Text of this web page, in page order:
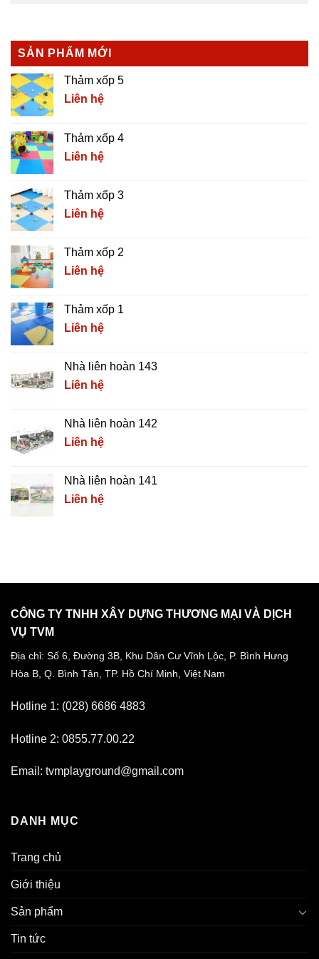
SẢN PHẨM MỚI
Thảm xốp 5
Liên hệ
Thảm xốp 4
Liên hệ
Thảm xốp 3
Liên hệ
Thảm xốp 2
Liên hệ
Thảm xốp 1
Liên hệ
Nhà liên hoàn 143
Liên hệ
Nhà liên hoàn 142
Liên hệ
Nhà liên hoàn 141
Liên hệ
CÔNG TY TNHH XÂY DỰNG THƯƠNG MẠI VÀ DỊCH
VỤ TVM
Địa chỉ: Số 6, Đường 3B, Khu Dân Cư Vĩnh Lộc, P. Bình Hưng
Hòa B, Q. Bình Tân, TP. Hồ Chí Minh, Việt Nam
Hotline 1: (028) 6686 4883
Hotline 2: 0855.77.00.22
Email: tvmplayground@gmail.com
DANH MỤC
Trang chủ
Giới thiệu
Sản phẩm
Tin tức